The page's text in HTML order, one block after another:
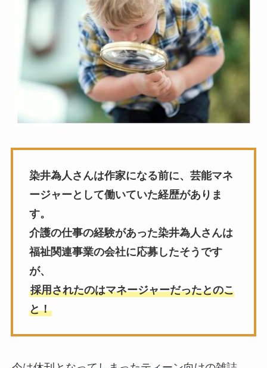
染井為人さんは作家になる前に、芸能マネ
ージャーとして働いていた経歴がありま
す。
介護の仕事の経験があった染井為人さんは
福祉関連事業の会社に応募したそうです
が、
採用されたのはマネージャーだったとのこ
と！